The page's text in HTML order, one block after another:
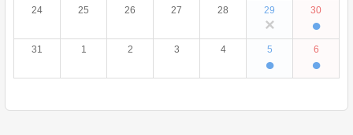
24 25 26 27 28 29
×
30
●
31 1 2 3 4 5
●
6
●